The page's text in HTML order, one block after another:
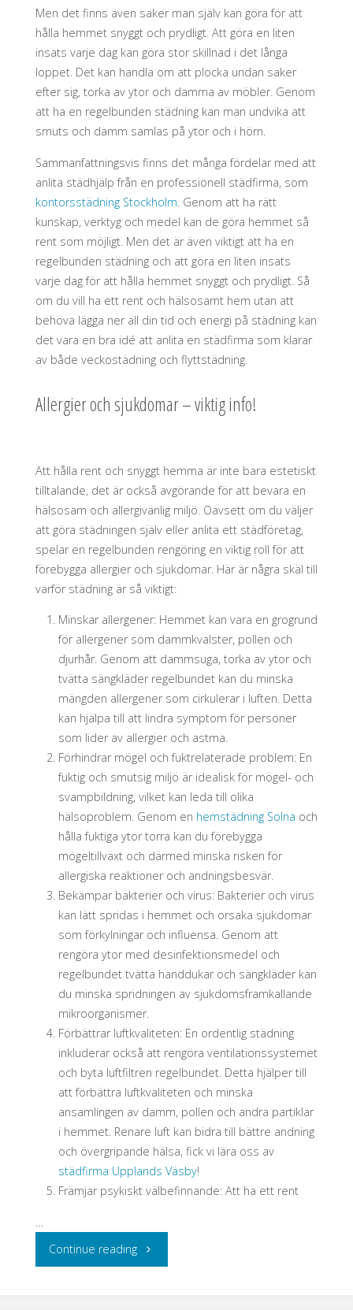
Men det finns även saker man själv kan göra för att
hålla hemmet snyggt och prydligt. Att göra en liten
insats varje dag kan göra stor skillnad i det långa
loppet. Det kan handla om att plocka undan saker
efter sig, torka av ytor och damma av möbler. Genom
att ha en regelbunden städning kan man undvika att
smuts och damm samlas på ytor och i hörn.
Sammanfattningsvis finns det många fördelar med att
anlita städhjälp från en professionell städfirma, som
kontorsstädning Stockholm . Genom att ha rätt
kunskap, verktyg och medel kan de göra hemmet så
rent som möjligt. Men det är även viktigt att ha en
regelbunden städning och att göra en liten insats
varje dag för att hålla hemmet snyggt och prydligt. Så
om du vill ha ett rent och hälsosamt hem utan att
behöva lägga ner all din tid och energi på städning kan
det vara en bra idé att anlita en städfirma som klarar
av både veckostädning och flyttstädning.
Allergier och sjukdomar – viktig info!
Att hålla rent och snyggt hemma är inte bara estetiskt
tilltalande, det är också avgörande för att bevara en
hälsosam och allergivänlig miljö. Oavsett om du väljer
att göra städningen själv eller anlita ett städföretag,
spelar en regelbunden rengöring en viktig roll för att
förebygga allergier och sjukdomar. Här är några skäl till
varför städning är så viktigt:
Minskar allergener: Hemmet kan vara en grogrund
för allergener som dammkvalster, pollen och
djurhår. Genom att dammsuga, torka av ytor och
tvätta sängkläder regelbundet kan du minska
mängden allergener som cirkulerar i luften. Detta
kan hjälpa till att lindra symptom för personer
som lider av allergier och astma.
Förhindrar mögel och fuktrelaterade problem: En
fuktig och smutsig miljö är idealisk för mögel- och
svampbildning, vilket kan leda till olika
hälsoproblem. Genom en hemstädning Solna och
hålla fuktiga ytor torra kan du förebygga
mögeltillväxt och därmed minska risken för
allergiska reaktioner och andningsbesvär.
Bekämpar bakterier och virus: Bakterier och virus
kan lätt spridas i hemmet och orsaka sjukdomar
som förkylningar och influensa. Genom att
rengöra ytor med desinfektionsmedel och
regelbundet tvätta handdukar och sängkläder kan
du minska spridningen av sjukdomsframkallande
mikroorganismer.
Förbättrar luftkvaliteten: En ordentlig städning
inkluderar också att rengöra ventilationssystemet
och byta luftfiltren regelbundet. Detta hjälper till
att förbättra luftkvaliteten och minska
ansamlingen av damm, pollen och andra partiklar
i hemmet. Renare luft kan bidra till bättre andning
och övergripande hälsa, fick vi lära oss av
städfirma Upplands Väsby!
Främjar psykiskt välbefinnande: Att ha ett rent
…
Continue reading"När